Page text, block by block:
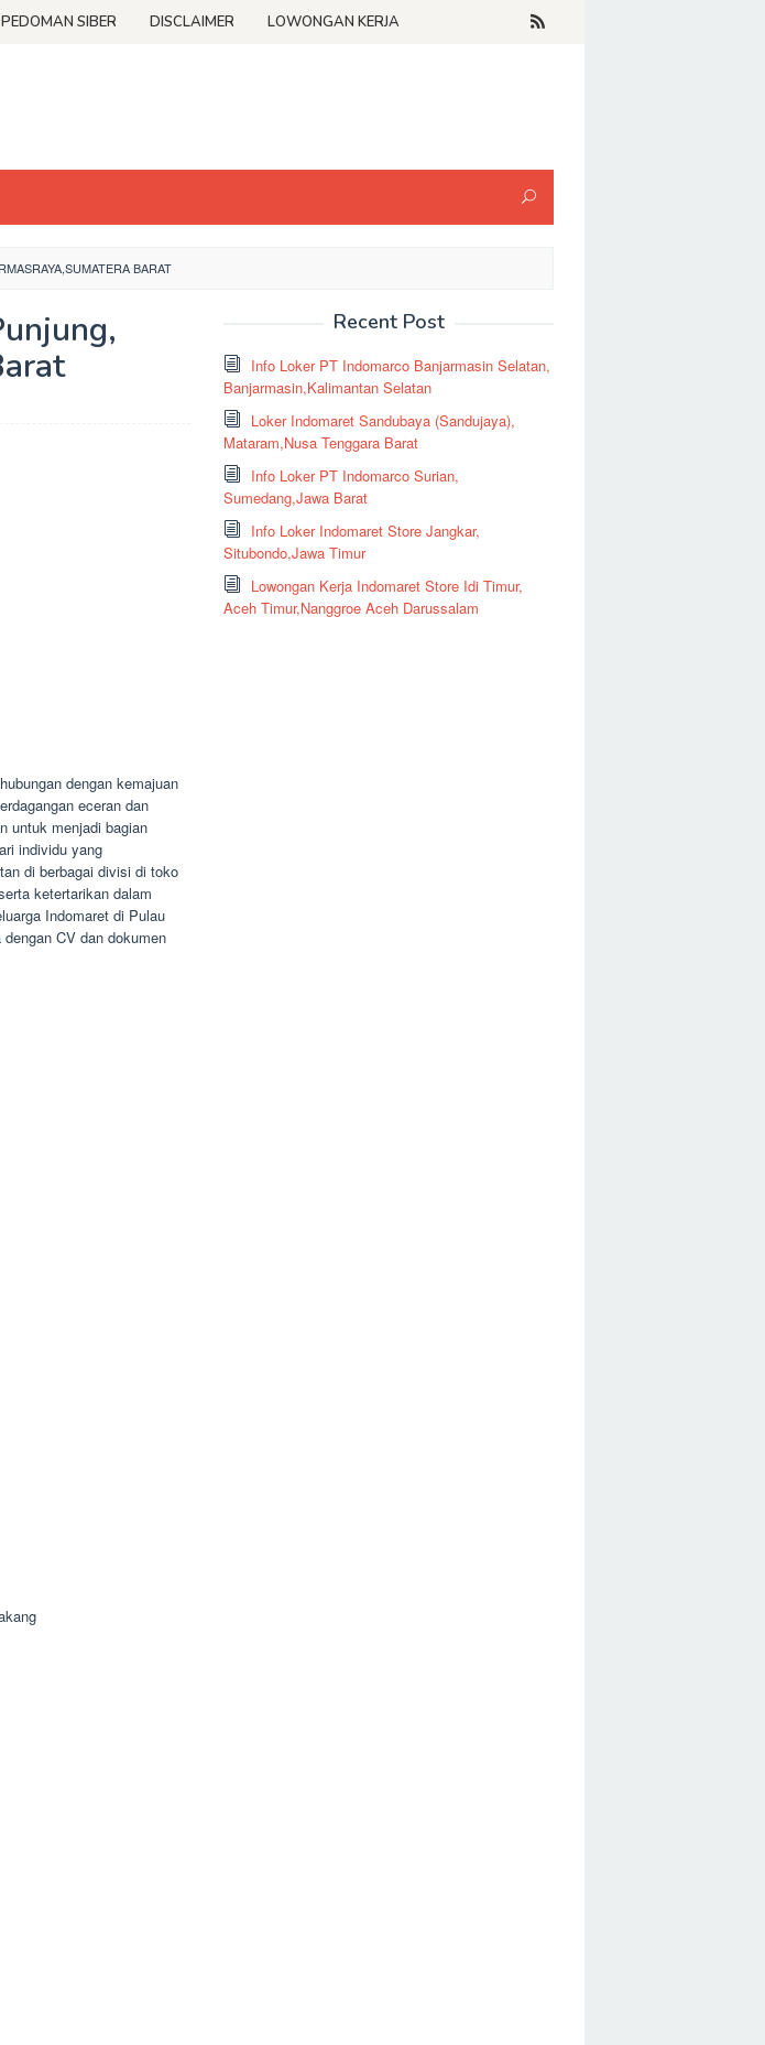
PEDOMAN SIBER DISCLAIMER LOWONGAN KERJA
BARAT
dengan kemajuan
eceran dan
untuk menjadi bagian
individu yang
di berbagai divisi di toko
ketertarikan dalam
Indomaret di Pulau
CV dan dokumen
Recent Post
Info Loker PT Indomarco Banjarmasin Selatan,
Banjarmasin,Kalimantan Selatan
Loker Indomaret Sandubaya (Sandujaya),
Mataram,Nusa Tenggara Barat
Info Loker PT Indomarco Surian,
Sumedang,Jawa Barat
Info Loker Indomaret Store Jangkar,
Situbondo,Jawa Timur
Lowongan Kerja Indomaret Store Idi Timur,
Aceh Timur,Nanggroe Aceh Darussalam